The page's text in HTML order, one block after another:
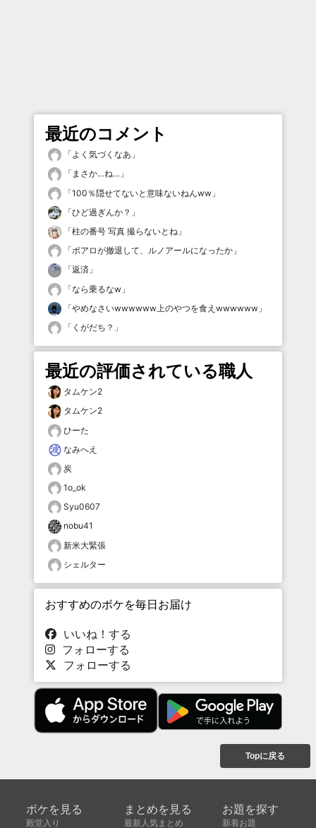
最近のコメント
「よく気づくなあ 」
「 まさか…ね… 」
「100％隠せてないと意味ないねんww 」
「ひど過ぎんか？ 」
「柱の番号 写真 撮らないとね 」
「ポアロが撤退して、ルノアールになったか 」
「返済 」
「なら乗るなw 」
「やめなさいwwwwww上のやつを食えwwwwww 」
「 くがだち？ 」
最近の評価されている職人
タムケン2
タムケン2
ひーた
なみへえ
炭
1o_ok
Syu0607
nobu41
新米大緊張
シェルター
おすすめのボケを毎日お届け
いいね！する
フォローする
フォローする
Topに戻る
ボケを見る
殿堂入り
まとめを見る
最新人気まとめ
お題を探す
新着お題